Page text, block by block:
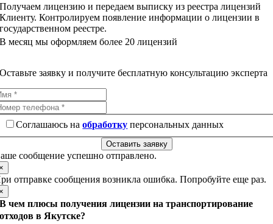
Получаем лицензию и передаем выписку из реестра лицензий
Клиенту. Контролируем появление информации о лицензии в
государственном реестре.
В месяц мы оформляем более 20 лицензий
Оставьте заявку и получите бесплатную консультацию эксперта
Соглашаюсь наобработку персональных данных
Оставить заявку
сообщение успешно отправлено.
отправке сообщения возникла ошибка. Попробуйте еще раз.
В чем плюсы получения лицензии на транспортирование
отходов в Якутске?